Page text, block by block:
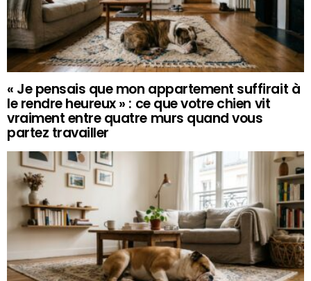
« Je pensais que mon appartement suffirait à
le rendre heureux » : ce que votre chien vit
vraiment entre quatre murs quand vous
partez travailler